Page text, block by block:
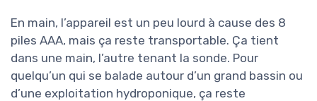
En main, l’appareil est un peu lourd à cause des 8
piles AAA, mais ça reste transportable. Ça tient
dans une main, l’autre tenant la sonde. Pour
quelqu’un qui se balade autour d’un grand bassin ou
d’une exploitation hydroponique, ça reste